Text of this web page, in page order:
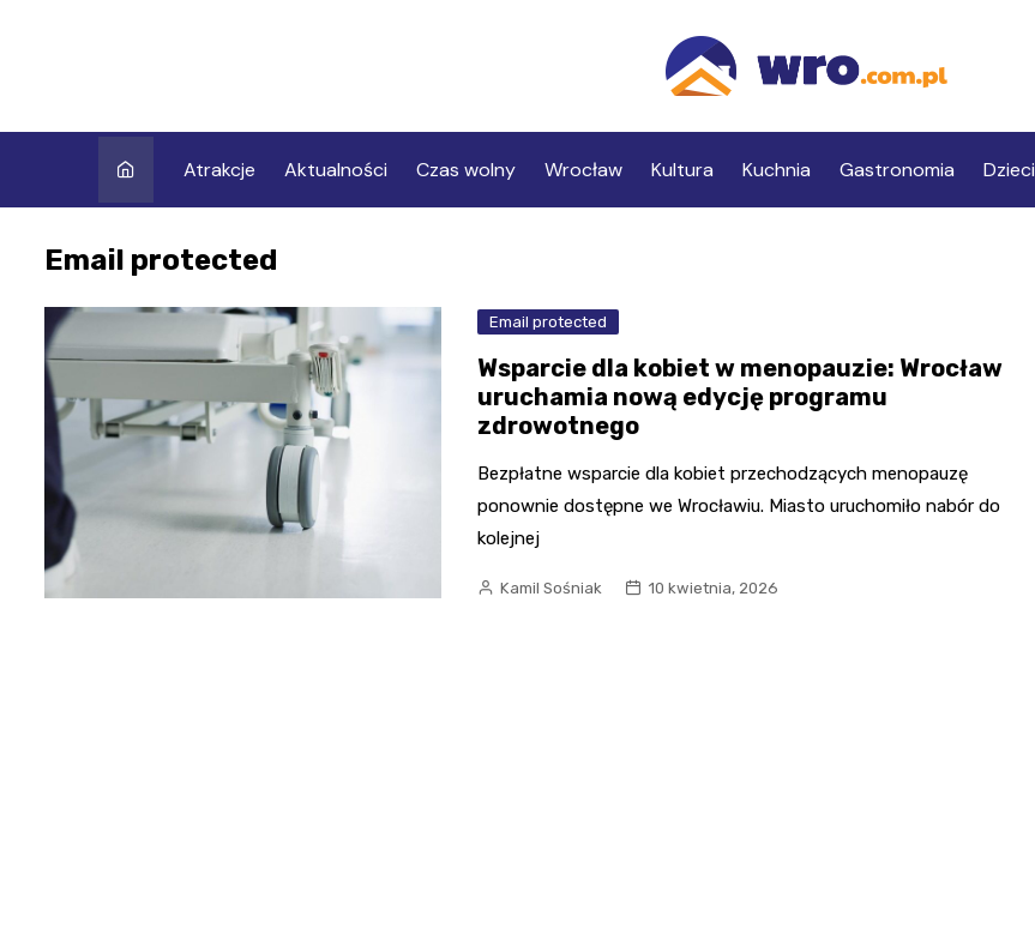
Atrakcje Aktualności Czas wolny Wrocław Kultura Kuchnia Gastronomia Dzieci
Email protected
Email protected
Wsparcie dla kobiet w menopauzie: Wrocław
uruchamia nową edycję programu
zdrowotnego
Bezpłatne wsparcie dla kobiet przechodzących menopauzę
ponownie dostępne we Wrocławiu. Miasto uruchomiło nabór do
kolejnej
Kamil Sośniak 10 kwietnia, 2026